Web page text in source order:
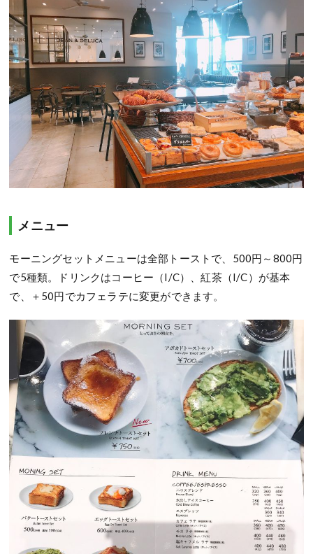
メニュー
モーニングセットメニューは全部トーストで、500円～800円
で5種類。ドリンクはコーヒー（I/C）、紅茶（I/C）が基本
で、＋50円でカフェラテに変更ができます。